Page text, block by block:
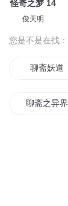
怪奇之梦 14
俊天明
您是不是在找：
聊斋妖道
聊斋之异界